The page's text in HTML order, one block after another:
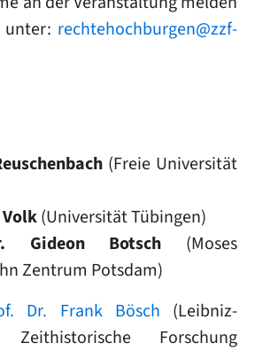
unter: rechtehochburgen@zzf-
(Freie Universität
Volk(Universität Tübingen)
Gideon Botsch (Moses
Zentrum Potsdam)
Dr. Frank Bösch (Leibniz-
Forschung